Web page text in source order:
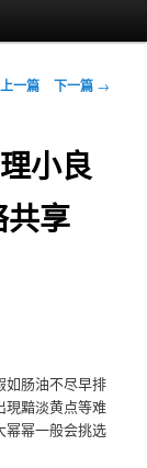
上一篇 下一篇 →
小良
享
如肠油不尽早排
現黯淡黄点等难
幂幂一般会挑选